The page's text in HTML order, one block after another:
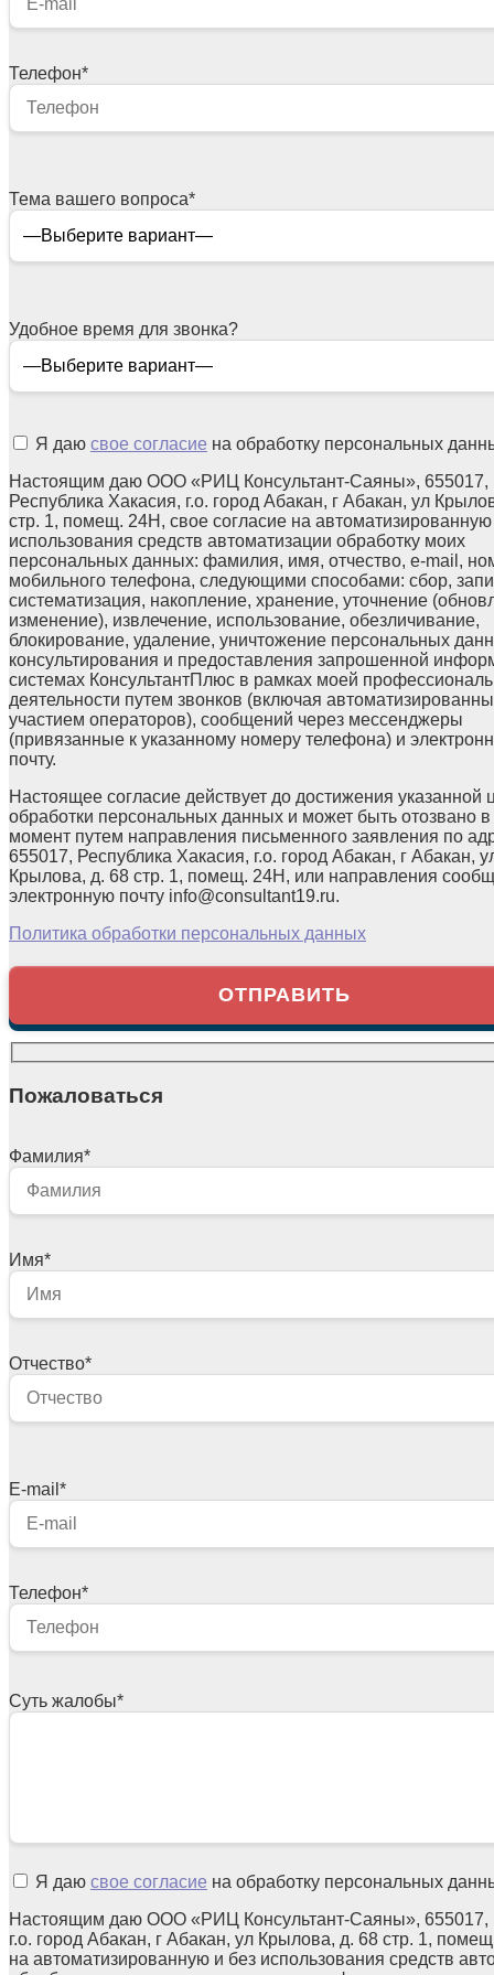
Телефон*
Тема вашего вопроса*
Удобное время для звонка?
Я даю свое согласие на обработку персональных
Настоящим даю ООО «РИЦ Консультант-Саяны», 655017,
Республика Хакасия, г.о. город Абакан, г Абакан, ул
стр. 1, помещ. 24Н, свое согласие на автоматизированную
использования средств автоматизации обработку моих
персональных данных: фамилия, имя, отчество, e-mail,
мобильного телефона, следующими способами: сбор,
систематизация, накопление, хранение, уточнение
изменение), извлечение, использование, обезличивание,
блокирование, удаление, уничтожение персональных
консультирования и предоставления запрошенной
системах КонсультантПлюс в рамках моей
деятельности путем звонков (включая
участием операторов), сообщений через мессенджеры
(привязанные к указанному номеру телефона) и
почту.
Настоящее согласие действует до достижения указанной
обработки персональных данных и может быть отозвано
момент путем направления письменного заявления по
655017, Республика Хакасия, г.о. город Абакан, г Абакан,
Крылова, д. 68 стр. 1, помещ. 24Н, или направления
электронную почту info@consultant19.ru.
Политика обработки персональных данных
Пожаловаться
Фамилия*
Имя*
Отчество*
E-mail *
Телефон*
Суть жалобы*
Я даю свое согласие на обработку персональных
Настоящим даю ООО «РИЦ Консультант-Саяны», 655017,
г.о. город Абакан, г Абакан, ул Крылова, д. 68 стр. 1,
на автоматизированную и без использования средств